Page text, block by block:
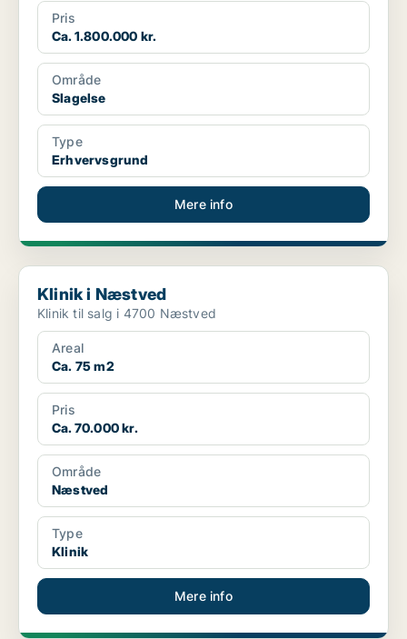
Pris
Ca. 1.800.000 kr.
Område
Slagelse
Type
Erhvervsgrund
Mere info
Klinik i Næstved
Klinik i Næstved
Klinik til salg i 4700 Næstved
Areal
Ca. 75 m2
Pris
Ca. 70.000 kr.
Område
Næstved
Type
Klinik
Mere info